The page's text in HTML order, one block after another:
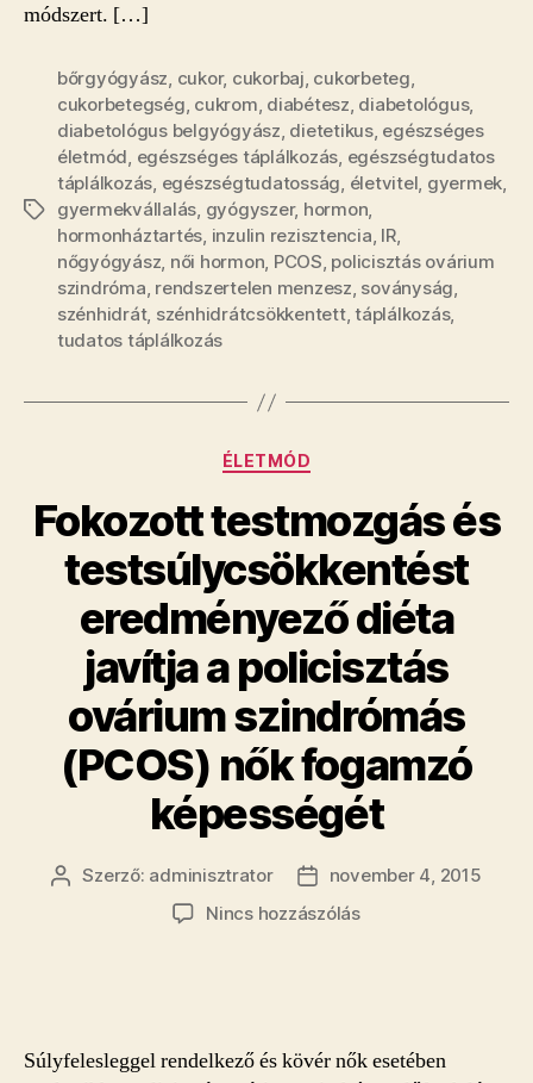
módszert. […]
Címkék
bőrgyógyász, cukor, cukorbaj, cukorbeteg,
cukorbetegség, cukrom, diabétesz, diabetológus,
diabetológus belgyógyász, dietetikus, egészséges
életmód, egészséges táplálkozás, egészségtudatos
táplálkozás, egészségtudatosság, életvitel, gyermek,
gyermekvállalás, gyógyszer, hormon,
hormonháztartés, inzulin rezisztencia, IR,
nőgyógyász, női hormon, PCOS, policisztás ovárium
szindróma, rendszertelen menzesz, soványság,
szénhidrát, szénhidrátcsökkentett,táplálkozás,
tudatos táplálkozás
Kategóriák
ÉLETMÓD
Fokozott testmozgás és
testsúlycsökkentést
eredményező diéta
javítja a policisztás
ovárium szindrómás
(PCOS) nők fogamzó
képességét
Bejegyzés
Szerző: adminisztrator
Bejegyzés
dátuma
november 4, 2015
Nincs hozzászólása(z)
diéta
Súlyfelesleggel rendelkező és kövér nők esetében